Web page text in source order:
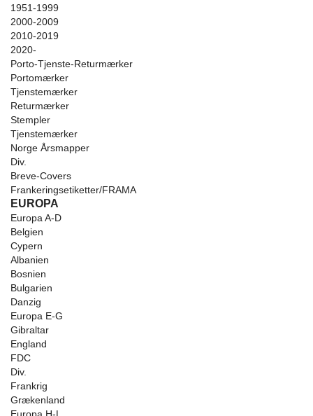
1951-1999
2000-2009
2010-2019
2020-
Porto-Tjenste-Returmærker
Portomærker
Tjenstemærker
Returmærker
Stempler
Tjenstemærker
Norge Årsmapper
Div.
Breve-Covers
Frankeringsetiketter/FRAMA
EUROPA
Europa A-D
Belgien
Cypern
Albanien
Bosnien
Bulgarien
Danzig
Europa E-G
Gibraltar
England
FDC
Div.
Frankrig
Grækenland